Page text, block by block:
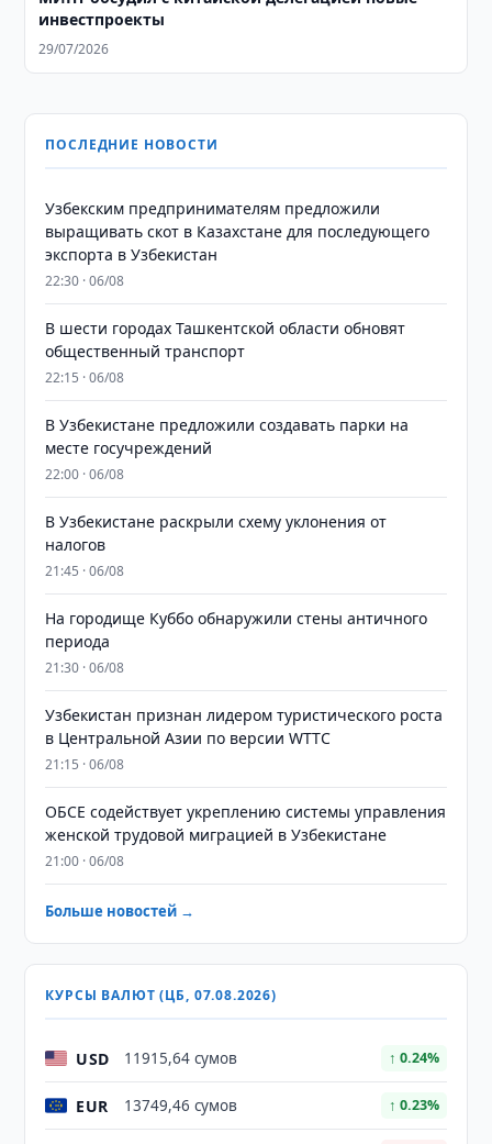
инвестпроекты
29/07/2026
ПОСЛЕДНИЕ НОВОСТИ
Узбекским предпринимателям предложили
выращивать скот в Казахстане для последующего
экспорта в Узбекистан
22:30 · 06/08
В шести городах Ташкентской области обновят
общественный транспорт
22:15 · 06/08
В Узбекистане предложили создавать парки на
месте госучреждений
22:00 · 06/08
В Узбекистане раскрыли схему уклонения от
налогов
21:45 · 06/08
На городище Куббо обнаружили стены античного
периода
21:30 · 06/08
Узбекистан признан лидером туристического роста
в Центральной Азии по версии WTTC
21:15 · 06/08
ОБСЕ содействует укреплению системы управления
женской трудовой миграцией в Узбекистане
21:00 · 06/08
Больше новостей →
КУРСЫ ВАЛЮТ (ЦБ, 07.08.2026)
USD 11915,64 сумов ↑ 0.24%
EUR 13749,46 сумов ↑ 0.23%